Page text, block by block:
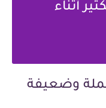
أثناء
وضعيفة